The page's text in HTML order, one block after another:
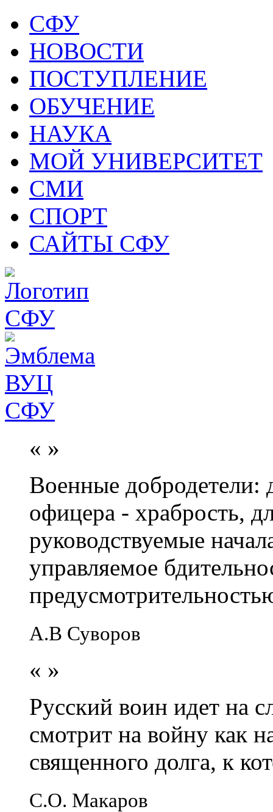
СФУ
НОВОСТИ
ПОСТУПЛЕНИЕ
ОБУЧЕНИЕ
НАУКА
МОЙ УНИВЕРСИТЕТ
СМИ
СПОРТ
САЙТЫ СФУ
« »
Военные добродетели:
офицера - храбрость,
руководствуемые
управляемое
А.В Суворов
« »
Русский воин идет на
смотрит на войну как
священного долга, к
С.О. Макаров